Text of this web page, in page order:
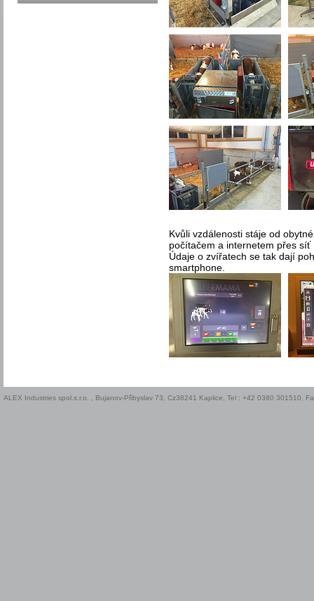
Kvůli vzdálenosti stáje od
počítačem a internetem přes síť
Údaje o zvířatech se tak dají
smartphone.
ALEX Industries spol.s.r.o. , Bujanov-Přibyslav 73, Cz38241 Kaplice, Tel : +42 0380 301510,